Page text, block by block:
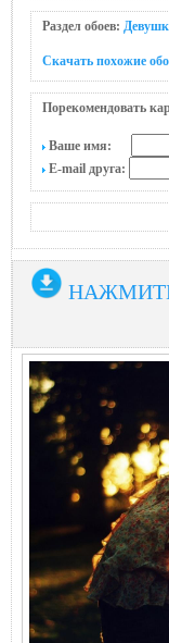
Раздел обоев:
Скачать похожие
Порекомендовать
Ваше имя:
E-mail друга: